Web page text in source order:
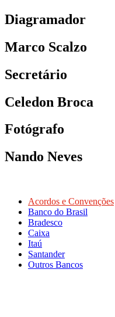
Diagramador
Marco Scalzo
Secretário
Celedon Broca
Fotógrafo
Nando Neves
Acordos e Convenções
Banco do Brasil
Bradesco
Caixa
Itaú
Santander
Outros Bancos